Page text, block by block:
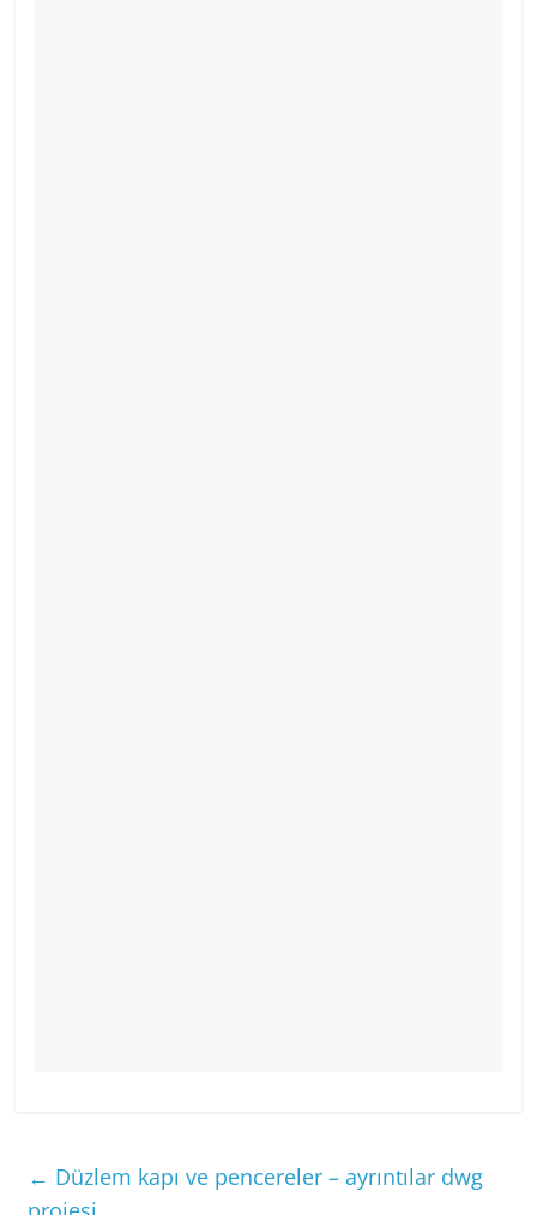
← Düzlem kapı ve pencereler – ayrıntılar dwg